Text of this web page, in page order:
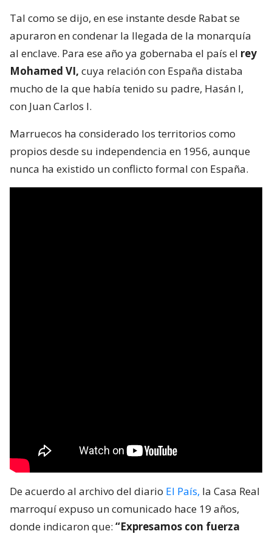
Tal como se dijo, en ese instante desde Rabat se
apuraron en condenar la llegada de la monarquía
al enclave. Para ese año ya gobernaba el país el rey
Mohamed VI, cuya relación con España distaba
mucho de la que había tenido su padre, Hasán I,
con Juan Carlos I.
Marruecos ha considerado los territorios como
propios desde su independencia en 1956, aunque
nunca ha existido un conflicto formal con España.
De acuerdo al archivo del diario El País, la Casa Real
marroquí expuso un comunicado hace 19 años,
donde indicaron que: “Expresamos con fuerza